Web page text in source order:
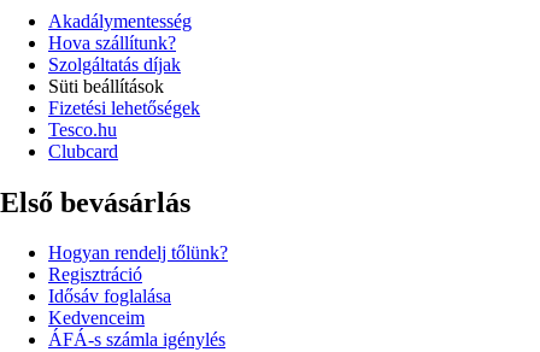
Akadálymentesség
Hova szállítunk?
Szolgáltatás díjak
Süti beállítások
Fizetési lehetőségek
Tesco.hu
Clubcard
Első bevásárlás
Hogyan rendelj tőlünk?
Regisztráció
Idősáv foglalása
Kedvenceim
ÁFÁ-s számla igénylés